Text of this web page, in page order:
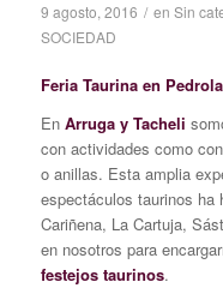
9 agosto, 2016 / en Sin
SOCIEDAD
Feria Taurina en
En Arruga y Tacheli
con actividades como
o anillas. Esta amplia
espectáculos taurinos ha
Cariñena, La Cartuja,
en nosotros para
festejos taurinos.